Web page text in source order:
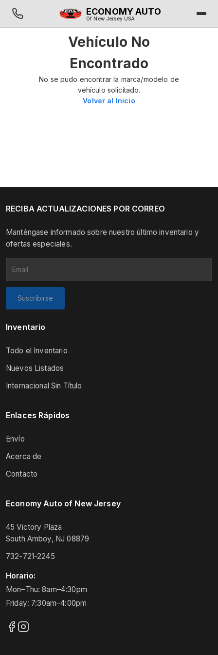
ECONOMY AUTO
Of New Jersey USA
Vehículo No
Encontrado
No se pudo encontrar la marca/modelo de
vehículo solicitado.
Volver al Inicio
RECIBA ACTUALIZACIONES POR CORREO
Manténgase informado sobre nuestro último inventario y
ofertas especiales.
Suscribirse
Inventario
Todo el Inventario
Nuevos Listados
Internacional Sin Título
Enlaces Rápidos
Envío
Acerca de
Contacto
Economy Auto of New Jersey
45 Victory Plaza
South Amboy, NJ 08879
732-721-2245
Horario:
Mon–Thu: 8am–4:30pm
Friday: 7:30am–4:00pm